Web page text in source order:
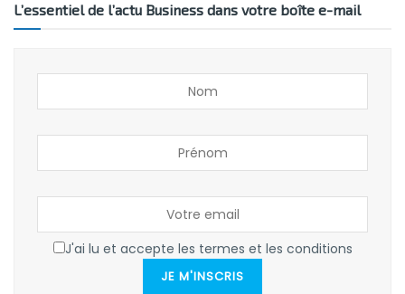
L’essentiel de l’actu Business dans votre boîte e-mail
J'ai lu et accepte les termes et les conditions
JE M'INSCRIS